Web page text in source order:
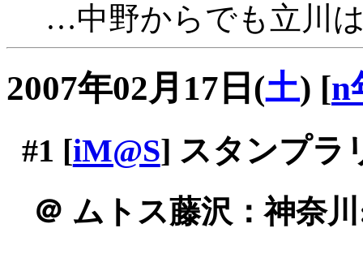
…中野からでも立川
2007年02月17日(土) [n
#1 [iM@S] スタンプラ
＠ ムトス藤沢：神奈